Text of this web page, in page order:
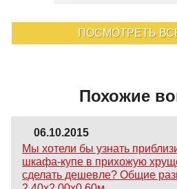
ПОСМОТРЕТЬ
Похожие
06.10.2015
Мы хотели бы узнать
шкафа-купе в прихожую
сделать дешевле? Общие